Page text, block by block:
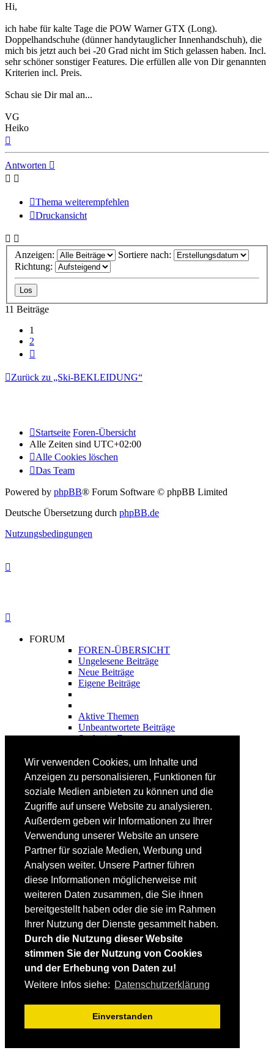
Wir verwenden Cookies, um Inhalte und
Anzeigen zu personalisieren, Funktionen für
soziale Medien anbieten zu können und die
Zugriffe auf unsere Website zu analysieren.
Außerdem geben wir Informationen zu Ihrer
Verwendung unserer Website an unsere
Partner für soziale Medien, Werbung und
Analysen weiter. Unsere Partner führen
diese Informationen möglicherweise mit
weiteren Daten zusammen, die Sie ihnen
bereitgestellt haben oder die sie im Rahmen
Ihrer Nutzung der Dienste gesammelt haben.
Durch die Nutzung dieser Website
stimmen Sie der Nutzung von Cookies
und der Erhebung von Daten zu!
Weitere Infos siehe: Datenschutzerklärung
Einverstanden
Hi,
ich habe für kalte Tage die POW Warner GTX (Long).
Doppelhandschuhe (dünner handytauglicher Innenhandschuh), die
mich bis jetzt auch bei -20 Grad nicht im Stich gelassen haben. Incl.
sehr schöner sonstiger Features. Die erfüllen alle von Dir genannten
Kriterien incl. Preis.
Schau sie Dir mal an...
VG
Heiko
Antworten
Thema weiterempfehlen
Druckansicht
Anzeigen:
Sortiere nach:
Richtung:
11 Beiträge
1
2
Zurück zu „Ski-BEKLEIDUNG“
Startseite Foren-Übersicht
Alle Zeiten sind UTC+02:00
Alle Cookies löschen
Das Team
Powered by phpBB® Forum Software © phpBB Limited
Deutsche Übersetzung durch phpBB.de
Nutzungsbedingungen
FORUM
FOREN-ÜBERSICHT
Ungelesene Beiträge
Neue Beiträge
Eigene Beiträge
Aktive Themen
Unbeantwortete Beiträge
Suche im Forum
FAHRTECHNIK
Fortgeschrittene
Lehrplan
Videoanalyse
SKI
SKITEST
Ski-FAQ
Tipps Ski-Kauf
Ski-Typen
Skishops
EQUIPMENT
Skibekleidung
Skischuhe
Bootfitting
Skihelme
Skiservice selbst
Impressum / Datenschutz
Mediadaten